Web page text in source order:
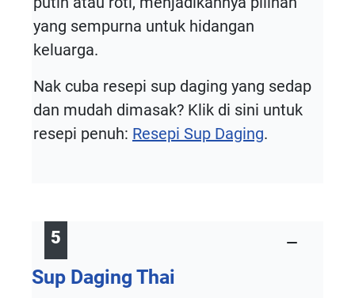
yang sempurna untuk hidangan
keluarga.
Nak cuba resepi sup daging yang sedap
dan mudah dimasak? Klik di sini untuk
resepi penuh: Resepi Sup Daging.
5
Sup Daging Thai